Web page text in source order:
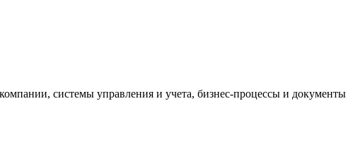
системы управления и учета, бизнес-процессы и документы